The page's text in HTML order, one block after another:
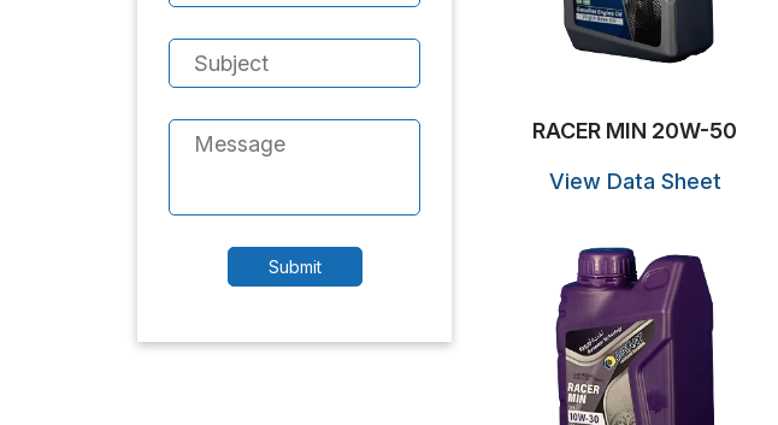
RACER MIN 20W-50
View Data Sheet